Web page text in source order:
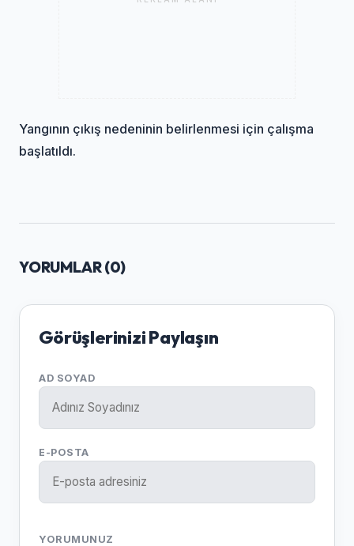
Yangının çıkış nedeninin belirlenmesi için çalışma
başlatıldı.
YORUMLAR (0)
Görüşlerinizi Paylaşın
AD SOYAD
E-POSTA
YORUMUNUZ